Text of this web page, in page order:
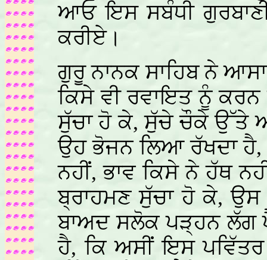
ਆਓ ਇਸ ਸਬੰਧੀ
ਕਰੀਏ।
ਗੁਰੂ ਨਾਨਕ ਸਾਹਿਬ ਨੇ ਆਸਾ
ਕਿਸੇ ਵੀ ਰਵਾਇਤ ਨੂੰ ਕਰਨ
ਸੁੱਚਾ ਹੋ ਕੇ, ਸੁੱਚੇ ਚੌਕੇ ਉੱਤੇ
ਉਹ ਭੋਜਨ ਲਿਆ ਰੱਖਦਾ
ਨਹੀਂ, ਭਾਵ ਕਿਸੇ ਨੇ ਹੱਥ
ਬ੍ਰਾਹਮਣ ਸੁੱਚਾ ਹੋ ਕੇ,
ਬਾਅਦ ਸਲੋਕ ਪੜ੍ਹਨ ਲੱਗ
ਹੈ, ਕਿ ਅਸੀਂ ਇਸ